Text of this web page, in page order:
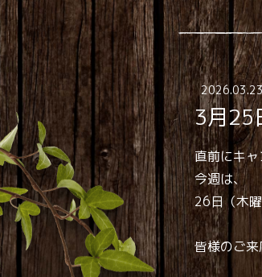
2026.03.
3月25
直前にキ
今週は、
26日（木
皆様のご